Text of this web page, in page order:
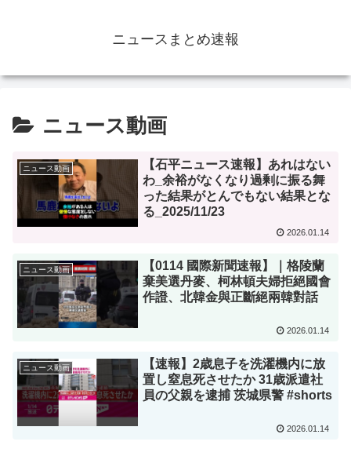
ニュースまとめ速報
ニュース動画
ニュース動画
【石平ニュース速報】あれはない
わ_余裕がなくなり過剰に振る舞
った結果がとんでもない結果とな
る_2025/11/23
2026.01.14
ニュース動画
【0114 國際新聞速報】｜格陵蘭
棄美選丹麥、柯林頓夫婦拒絕國會
作證、北韓金與正斷絕兩韓對話
2026.01.14
ニュース動画
【速報】2歳息子を洗濯機内に放
置し窒息死させたか 31歳派遣社
員の父親を逮捕 茨城県警 #shorts
2026.01.14